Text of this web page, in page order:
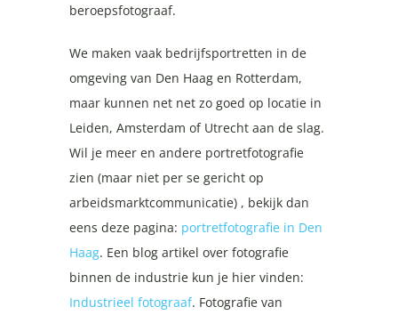
beroepsfotograaf.
We maken vaak bedrijfsportretten in de
omgeving van Den Haag en Rotterdam,
maar kunnen net net zo goed op locatie in
Leiden, Amsterdam of Utrecht aan de slag.
Wil je meer en andere portretfotografie
zien (maar niet per se gericht op
arbeidsmarktcommunicatie) , bekijk dan
eens deze pagina: portretfotografie in Den
Haag. Een blog artikel over fotografie
binnen de industrie kun je hier vinden:
Industrieel fotograaf. Fotografie van